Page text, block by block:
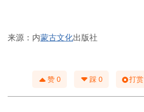
来源：内蒙古文化出版社
赞 0 踩 0 打赏